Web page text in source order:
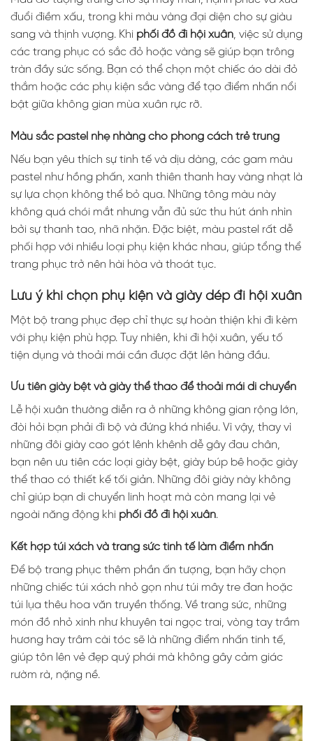
đuổi điềm xấu, trong khi màu vàng đại diện cho sự giàu
sang và thịnh vượng. Khi phối đồ đi hội xuân, việc sử dụng
các trang phục có sắc đỏ hoặc vàng sẽ giúp bạn trông
tràn đầy sức sống. Bạn có thể chọn một chiếc áo dài đỏ
thắm hoặc các phụ kiện sắc vàng để tạo điểm nhấn nổi
bật giữa không gian mùa xuân rực rỡ.
Màu sắc pastel nhẹ nhàng cho phong cách trẻ trung
Nếu bạn yêu thích sự tinh tế và dịu dàng, các gam màu
pastel như hồng phấn, xanh thiên thanh hay vàng nhạt là
sự lựa chọn không thể bỏ qua. Những tông màu này
không quá chói mắt nhưng vẫn đủ sức thu hút ánh nhìn
bởi sự thanh tao, nhã nhặn. Đặc biệt, màu pastel rất dễ
phối hợp với nhiều loại phụ kiện khác nhau, giúp tổng thể
trang phục trở nên hài hòa và thoát tục.
Lưu ý khi chọn phụ kiện và giày dép đi hội xuân
Một bộ trang phục đẹp chỉ thực sự hoàn thiện khi đi kèm
với phụ kiện phù hợp. Tuy nhiên, khi đi hội xuân, yếu tố
tiện dụng và thoải mái cần được đặt lên hàng đầu.
Ưu tiên giày bệt và giày thể thao để thoải mái di chuyển
Lễ hội xuân thường diễn ra ở những không gian rộng lớn,
đòi hỏi bạn phải đi bộ và đứng khá nhiều. Vì vậy, thay vì
những đôi giày cao gót lênh khênh dễ gây đau chân,
bạn nên ưu tiên các loại giày bệt, giày búp bê hoặc giày
thể thao có thiết kế tối giản. Những đôi giày này không
chỉ giúp bạn di chuyển linh hoạt mà còn mang lại vẻ
ngoài năng động khi phối đồ đi hội xuân.
Kết hợp túi xách và trang sức tinh tế làm điểm nhấn
Để bộ trang phục thêm phần ấn tượng, bạn hãy chọn
những chiếc túi xách nhỏ gọn như túi mây tre đan hoặc
túi lụa thêu hoa văn truyền thống. Về trang sức, những
món đồ nhỏ xinh như khuyên tai ngọc trai, vòng tay trầm
hương hay trâm cài tóc sẽ là những điểm nhấn tinh tế,
giúp tôn lên vẻ đẹp quý phái mà không gây cảm giác
rườm rà, nặng nề.